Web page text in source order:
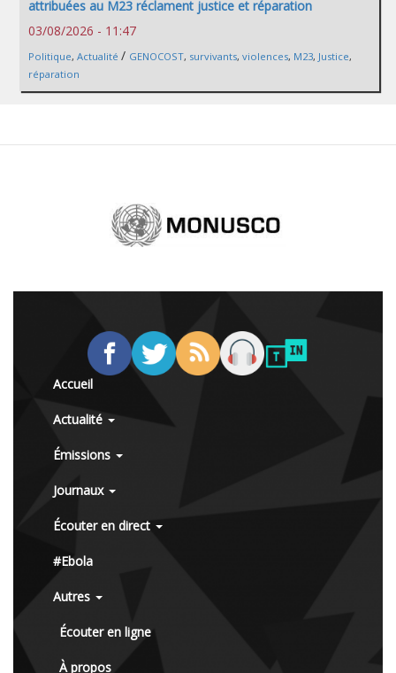
attribuées au M23 réclament justice et réparation
03/08/2026 - 11:47
Politique, Actualité / GENOCOST, survivants, violences, M23, Justice,
réparation
Accueil
Actualité
Émissions
Journaux
Écouter en direct
#Ebola
Autres
Écouter en ligne
À propos